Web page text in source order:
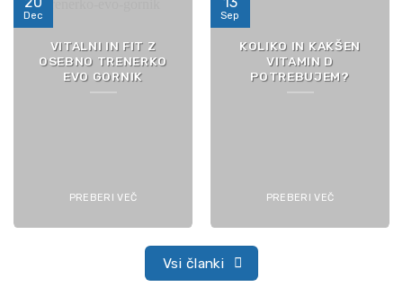
VITALNI IN FIT Z
OSEBNO TRENERKO
EVO GORNIK
PREBERI VEČ
Dec
KOLIKO IN KAKŠEN
VITAMIN D
POTREBUJEM?
PREBERI VEČ
Sep
Vsi članki